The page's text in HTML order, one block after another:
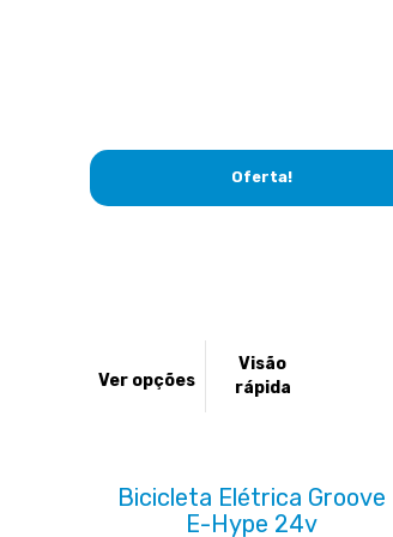
Oferta!
Ver opções
produto
opções
Visão
rápida
Bicicleta Elétrica Groove
E-Hype 24v